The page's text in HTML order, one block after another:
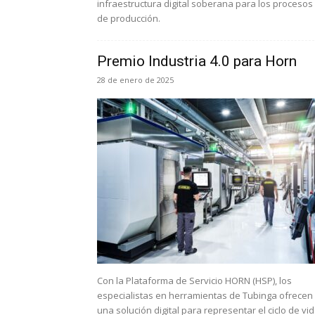
infraestructura digital soberana para los procesos
de producción.
Premio Industria 4.0 para Horn
28 de enero de 2025
Con la Plataforma de Servicio HORN (HSP), los
especialistas en herramientas de Tubinga ofrecen
una solución digital para representar el ciclo de